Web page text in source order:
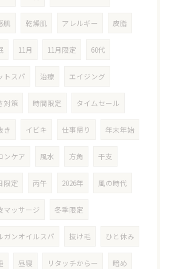
肌 乾燥肌 アレルギー 皮脂
11月 11月限定 60代
トスパ 治療 エイジング
対策 時間限定 タイムセール
き イビキ 仕事帰り 年末年始
ンケア 風水 方角 干支
限定 丙午 2026年 風の時代
マッサージ 冬季限定
ガンオイルスパ 抜け毛 ひと休み
昼寝 リタッチからー 暗め